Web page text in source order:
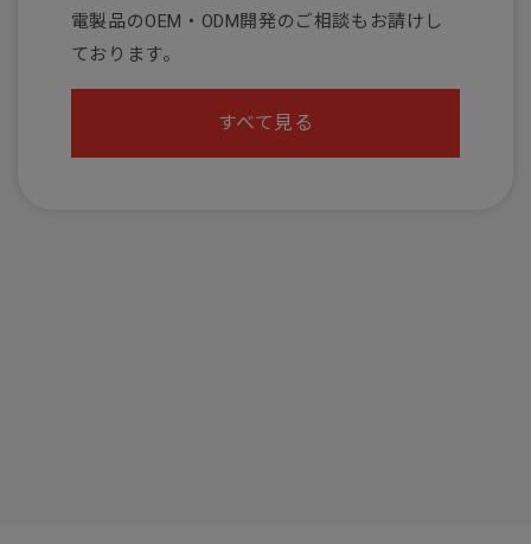
電製品のOEM・ODM開発のご相談もお請けし
ております。
すべて見る